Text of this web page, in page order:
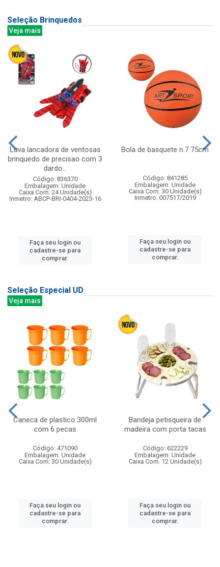
Seleção Brinquedos
Veja mais
Luva lancadora de ventosas
brinquedo de precisao com 3
dardo...
Código: 836370
Embalagem: Unidade
Caixa Com: 24 Unidade(s)
Inmetro: ABCP-BRI-0404-2023-16
Faça seu login ou
cadastre-se para
comprar.
Bola de basquete n.7 75cm
Código: 841285
Embalagem: Unidade
Caixa Com: 30 Unidade(s)
Inmetro: 007517/2019
Faça seu login ou
cadastre-se para
comprar.
Seleção Especial UD
Veja mais
Caneca de plastico 300ml
com 6 pecas
Código: 471090
Embalagem: Unidade
Caixa Com: 30 Unidade(s)
Faça seu login ou
cadastre-se para
comprar.
Bandeja petisqueira de
madeira com porta tacas
Código: 622229
Embalagem: Unidade
Caixa Com: 12 Unidade(s)
Faça seu login ou
cadastre-se para
comprar.